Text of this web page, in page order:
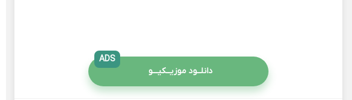
دانلــود موزیــکیـــو
ADS